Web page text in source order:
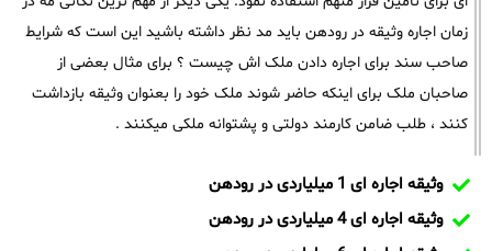
زمان اجاره وثیقه در رودهن باید مد نظر داشته باشید این است که شرایط
صاحب سند برای اجاره دادن ملک اش چیست ؟ برای مثال بعضی از
صاحبان ملک برای اینکه حاضر شوند ملک خود را بعنوان وثیقه بازداشت
کنند ، طلب ضامن کارمند دولتی و پشتوانه ملکی میکنند .
وثیقه اجاره ای 1 میلیاردی در رودهن
وثیقه اجاره ای 4 میلیاردی در رودهن